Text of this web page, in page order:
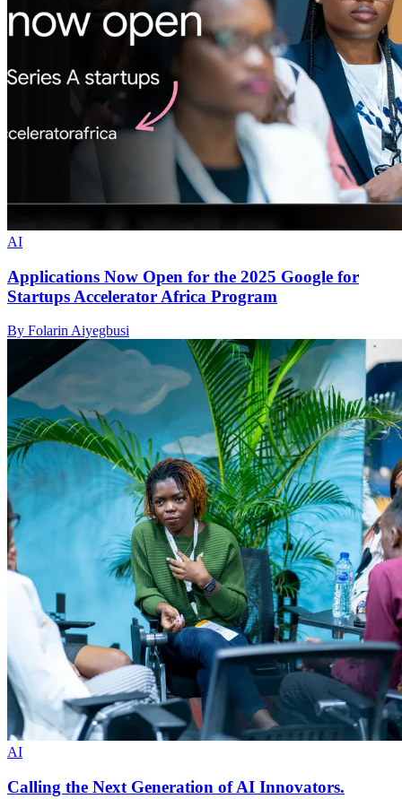
AI
Applications Now Open for the 2025 Google for
Startups Accelerator Africa Program
By Folarin Aiyegbusi
AI
Calling the Next Generation of AI Innovators.